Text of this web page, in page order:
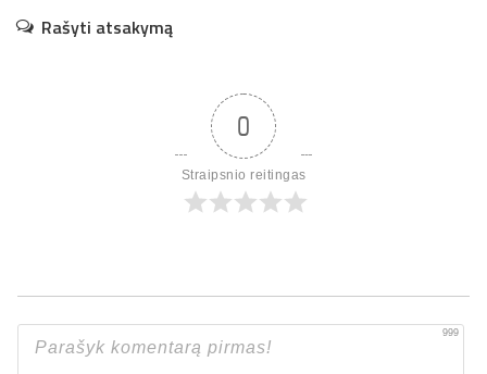
Rašyti atsakymą
0
Straipsnio reitingas
999